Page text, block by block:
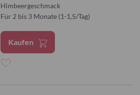
Himbeergeschmack
Für 2 bis 3 Monate (1-1,5/Tag)
Kaufen